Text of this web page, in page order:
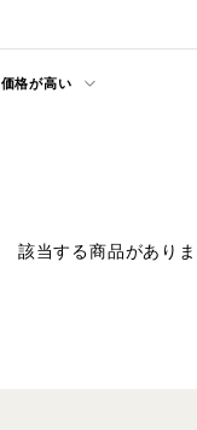
価格が高い
該当する商品がありま